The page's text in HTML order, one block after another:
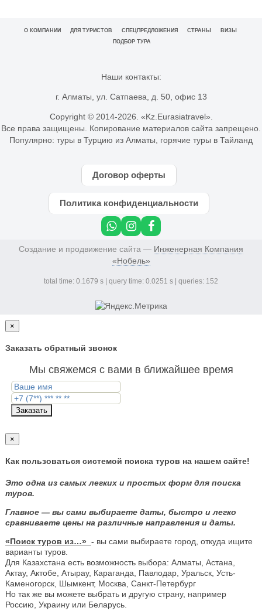
О КОМПАНИИ ДЛЯ ТУРИСТОВ СПЕЦПРЕДЛОЖЕНИЯ СТРАНЫ
ВИЗЫ
ПОДБОР ТУРА
Наши контакты:
г. Алматы, ул. Сатпаева, д. 50, офис 13
Copyright © 2014-2026. «Kz.Eurasiatravel».
Все права защищены. Копирование материалов сайта запрещено.
Популярно: туры в Турцию из Алматы горячие туры в Тайланд
Договор оферты
Политика конфиденциальности
Создание и продвижение сайта — Инженерная Компания
«Нобель»
total time: 0.1679 s | query time: 0.0251 s | queries: 152
×
Заказать обратный звонок
Мы свяжемся с вами в ближайшее время
Заказать
×
Как пользоваться системой поиска туров на нашем сайте!
Это одна из самых легких и простых форм для поиска
туров.
Главное — вы сами выбираете даты, быстро и легко
сравниваете цены на различные направления и даты.
«Поиск туров из…» - вы сами выбираете город, откуда ищите
варианты туров.
Для Казахстана есть возможность выбора: Алматы, Астана,
Актау, Актобе, Атырау, Караганда, Павлодар, Уральск, Усть-
Каменогорск, Шымкент, Москва, Санкт-Петербург
Но так же вы можете выбрать и другую страну, например
Россию, Украину или Беларусь.